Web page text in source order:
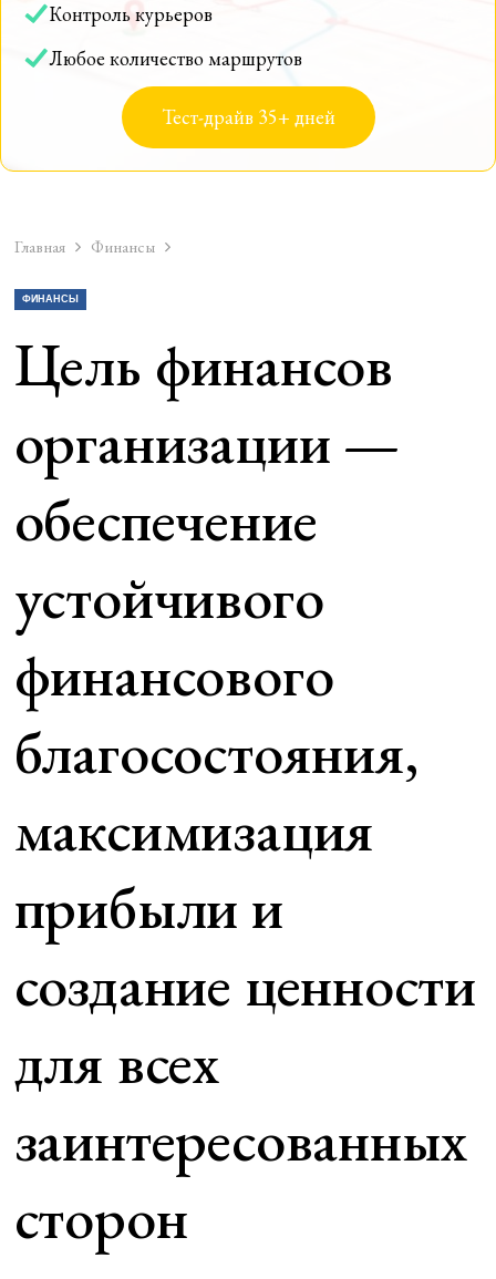
Контроль курьеров
Любое количество маршрутов
Тест-драйв 35+ дней
Главная Финансы
ФИНАНСЫ
Цель финансов
организации —
обеспечение
устойчивого
финансового
благосостояния,
максимизация
прибыли и
создание ценности
для всех
заинтересованных
сторон